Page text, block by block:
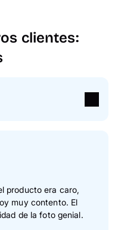
parte de este
tienes la
individuales
clientes:
producto era caro,
muy contento. El
de la foto genial.